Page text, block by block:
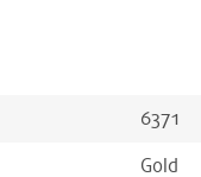
6371
Gold